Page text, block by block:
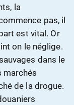
la
pas, il
est vital. Or
on le néglige.
dans le
marchés
de la drogue.